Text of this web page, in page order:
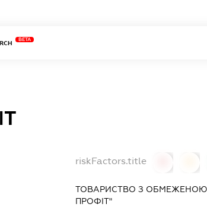
BETA
riskFactors.title
ТОВАРИСТВО З ОБМЕЖЕНОЮ
ПРОФІТ"